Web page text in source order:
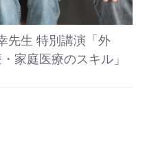
先生 特別講演「外
家庭医療のスキル」